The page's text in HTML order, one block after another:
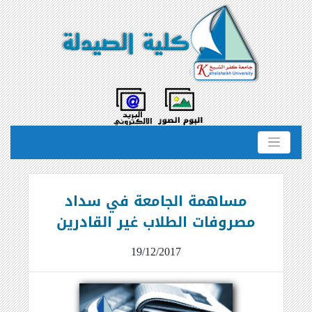
مساهمة الجامعة في سداد
مصروفات الطلاب غير القادرين
19/12/2017